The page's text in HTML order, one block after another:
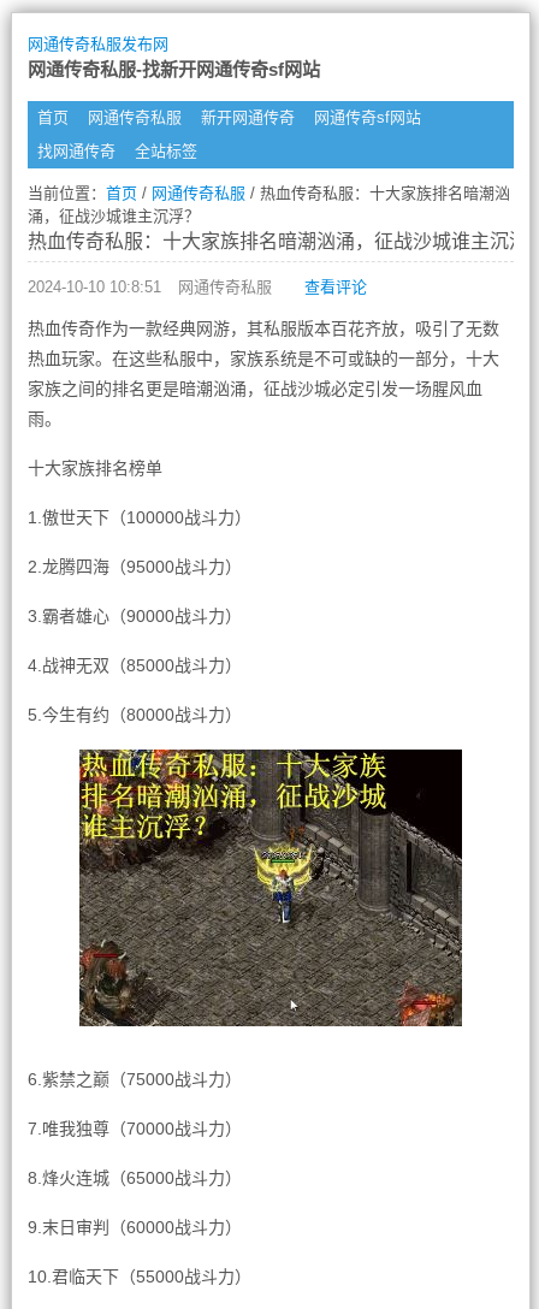
网通传奇私服发布网
网通传奇私服-找新开网通传奇sf网站
首页 网通传奇私服 新开网通传奇
网通传奇sf网站
找网通传奇
全站标签
当前位置： 首页/ 网通传奇私服 / 热血传奇私服：十大家族排名暗潮汹
涌，征战沙城谁主沉浮？
热血传奇私服：十大家族排名暗潮汹涌，征战沙城谁主沉浮
2024-10-10 10:8:51 网通传奇私服 查看评论
热血传奇作为一款经典网游，其私服版本百花齐放，吸引了无数
热血玩家。在这些私服中，家族系统是不可或缺的一部分，十大
家族之间的排名更是暗潮汹涌，征战沙城必定引发一场腥风血
雨。
十大家族排名榜单
1.傲世天下（100000战斗力）
2.龙腾四海（95000战斗力）
3.霸者雄心（90000战斗力）
4.战神无双（85000战斗力）
5.今生有约（80000战斗力）
6.紫禁之巅（75000战斗力）
7.唯我独尊（70000战斗力）
8.烽火连城（65000战斗力）
9.末日审判（60000战斗力）
10.君临天下（55000战斗力）